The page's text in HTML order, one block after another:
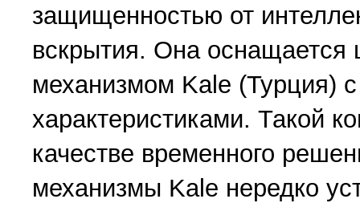
защищенностью от
вскрытия. Она оснащается
механизмом Kale (Турция)
характеристиками. Такой
качестве временного
механизмы Kale нередко